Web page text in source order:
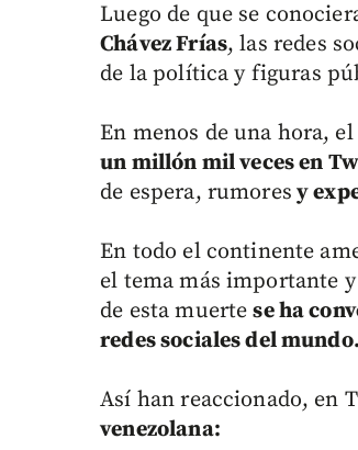
Luego de que se
Chávez Frías, las redes
de la política y figuras
En menos de una hora,
un millón mil veces en
de espera, rumores y
En todo el continente
el tema más importante
de esta muertese ha
redes sociales del mundo.
Así han reaccionado, en
venezolana: